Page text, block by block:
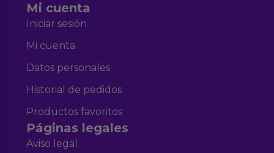
Mi cuenta
Iniciar sesión
Mi cuenta
Datos personales
Historial de pedidos
Productos favoritos
Páginas legales
Aviso legal